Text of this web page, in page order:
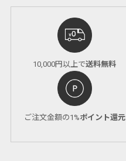
10,000円以上で送料無料
ご注文金額の1%ポイント還元